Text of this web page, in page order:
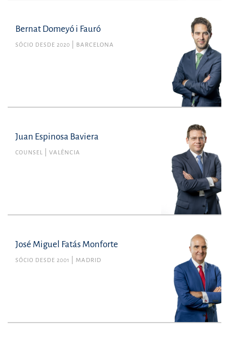
Bernat Domeyó i Fauró
SÓCIO DESDE 2020 BARCELONA
Juan Espinosa Baviera
COUNSEL VALÊNCIA
José Miguel Fatás Monforte
SÓCIO DESDE 2001 MADRID